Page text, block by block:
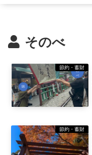
そのべ
節約・蓄財
節約・蓄財